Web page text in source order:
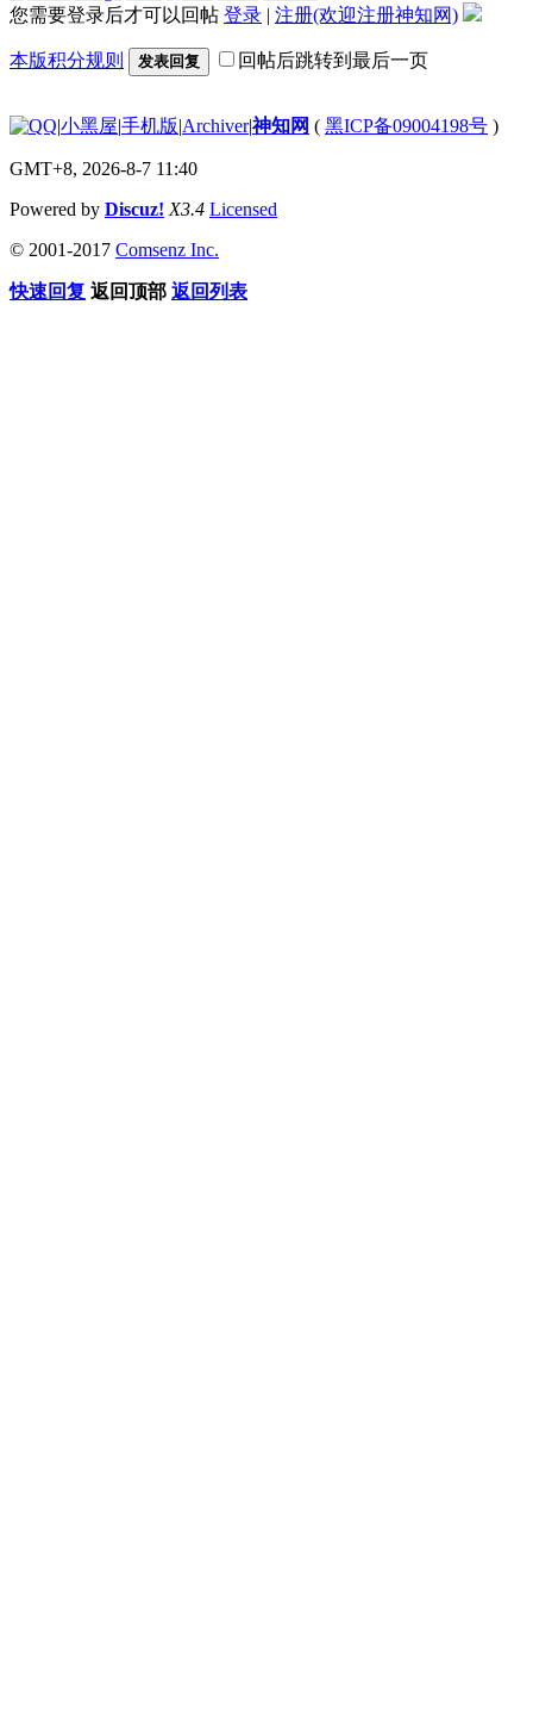
您需要登录后才可以回帖 登录 | 注册(欢迎注册神知网)
本版积分规则 发表回复 回帖后跳转到最后一页
|小黑屋|手机版|Archiver|神知网 ( 黑ICP备09004198号 )
GMT+8, 2026-8-7 11:40
Powered by Discuz! X3.4 Licensed
© 2001-2017 Comsenz Inc.
快速回复 返回顶部 返回列表